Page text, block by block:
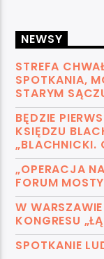
NEWSY
STREFA
SPOTKANIA,
STARYM
BĘDZIE
KSIĘDZU
„BLACHNICKI.
„OPERACJA
FORUM
W
KONGRESU
SPOTKANIE